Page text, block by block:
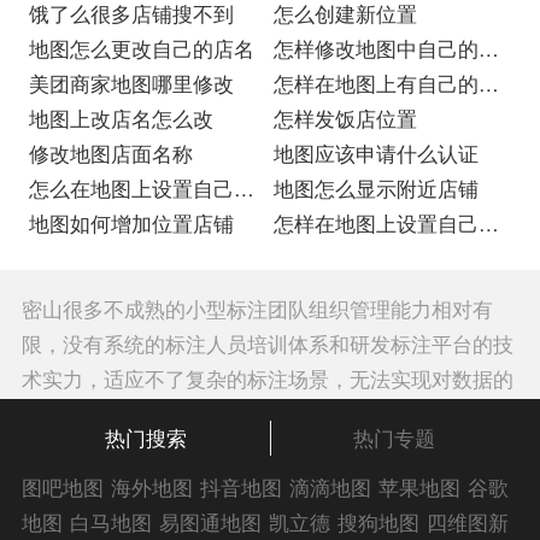
饿了么很多店铺搜不到
地图怎么更改自己的店名
美团商家地图哪里修改
地图上改店名怎么改
修改地图店面名称
怎么在地图上设置自己店
的位置免费
地图如何增加位置店铺
怎么创建新位置
怎样修改地图中自己的位
置
怎样在地图上有自己的店
名
怎样发饭店位置
地图应该申请什么认证
地图怎么显示附近店铺
怎样在地图上设置自己的
密山很多不成熟的小型标注团队组织管理能力相对有
限，没有系统的标注人员培训体系和研发标注平台的技
术实力，适应不了复杂的标注场景，无法实现对数据的
发、清洗、标注、质检、交付环节就会出现很多问题，
不仅会多次返修数据，而且是多次返修也达不到要求的
精确度。所以还是建议您选择密山已经具备一定客户口
热门搜索
热门专题
图吧地图 海外地图 抖音地图 滴滴地图 苹果地图 谷歌
地图 白马地图 易图通地图 凯立德 搜狗地图 四维图新